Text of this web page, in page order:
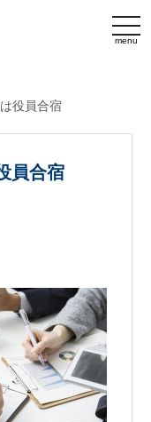
menu
役員合宿
員合宿